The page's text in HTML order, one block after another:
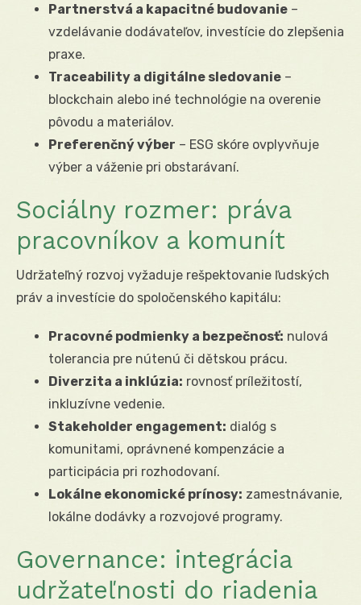
Partnerstvá a kapacitné budovanie –
vzdelávanie dodávateľov, investície do zlepšenia
praxe.
Traceability a digitálne sledovanie –
blockchain alebo iné technológie na overenie
pôvodu a materiálov.
Preferenčný výber – ESG skóre ovplyvňuje
výber a váženie pri obstarávaní.
Sociálny rozmer: práva
pracovníkov a komunít
Udržateľný rozvoj vyžaduje rešpektovanie ľudských
práv a investície do spoločenského kapitálu:
Pracovné podmienky a bezpečnosť: nulová
tolerancia pre nútenú či dětskou prácu.
Diverzita a inklúzia: rovnosť príležitostí,
inkluzívne vedenie.
Stakeholder engagement: dialóg s
komunitami, oprávnené kompenzácie a
participácia pri rozhodovaní.
Lokálne ekonomické prínosy: zamestnávanie,
lokálne dodávky a rozvojové programy.
Governance: integrácia
udržateľnosti do riadenia